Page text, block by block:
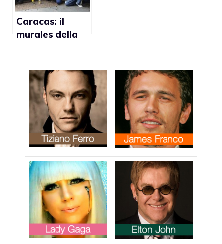
Caracas: il
murales della
stato
restaurato